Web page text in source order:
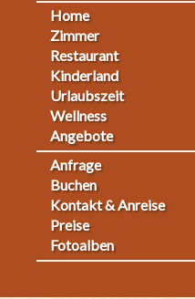
Footermenu
Home
Zimmer
Restaurant
Kinderland
Urlaubszeit
Wellness
Angebote
Fußmenü
2
Anfrage
Buchen
Kontakt & Anreise
Preise
Fotoalben